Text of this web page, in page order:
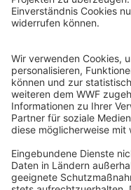
Reinhardtstr. 18
10117 Berlin
Ihre Spende kann
Registriert als Stiftung
Justiz Berlin, Az: 3416/
Umsatzsteuer-
Freistellungsbescheid:
von der
Steuernummer 27/641/